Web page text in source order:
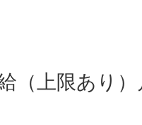
（上限あり